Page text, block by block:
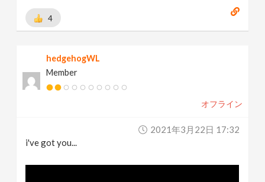
4
hedgehogWL
Member
オフライン
2021年3月22日 17:32
i've got you...